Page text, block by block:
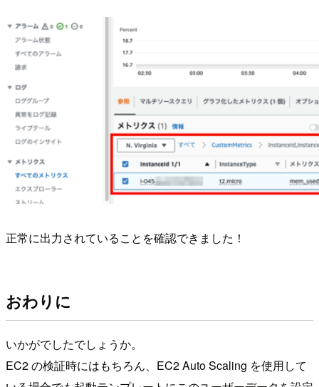
正常に出力されていることを確認できました！
おわりに
いかがでしたでしょうか。
EC2 の検証時にはもちろん、EC2 Auto Scaling を使用して